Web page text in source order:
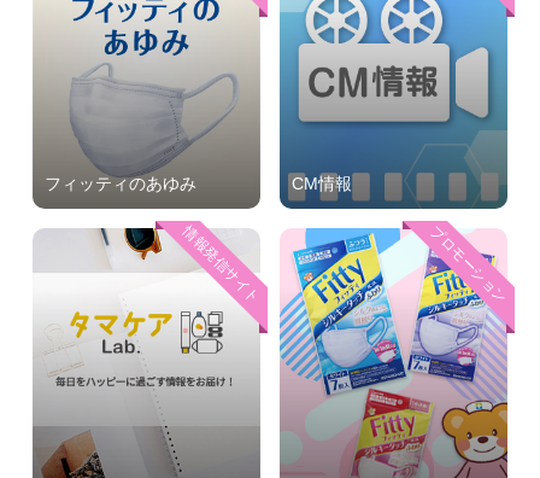
フィッティのあゆみ CM情報
情報発信サイト プロモーション